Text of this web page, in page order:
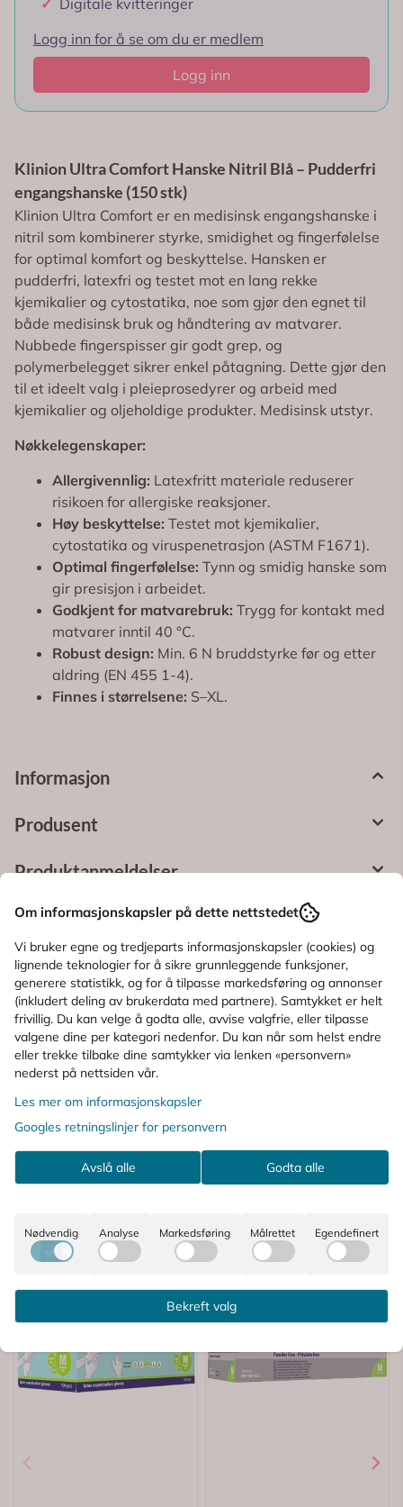
Logg inn for å se om du er medlem
Logg inn
Informasjon
Klinion Ultra Comfort Hanske Nitril Blå – Pudderfri
engangshanske (150 stk)
Klinion Ultra Comfort er en medisinsk engangshanske i
nitril som kombinerer styrke, smidighet og fingerfølelse
for optimal komfort og beskyttelse. Hansken er
pudderfri, latexfri og testet mot en lang rekke
kjemikalier og cytostatika, noe som gjør den egnet til
både medisinsk bruk og håndtering av matvarer.
Nubbede fingerspisser gir godt grep, og
polymerbelegget sikrer enkel påtagning. Dette gjør den
til et ideelt valg i pleieprosedyrer og arbeid med
kjemikalier og oljeholdige produkter. Medisinsk utstyr.
Nøkkelegenskaper:
Allergivennlig: Latexfritt materiale reduserer
risikoen for allergiske reaksjoner.
Høy beskyttelse: Testet mot kjemikalier,
cytostatika og viruspenetrasjon (ASTM F1671).
Optimal fingerfølelse: Tynn og smidig hanske som
gir presisjon i arbeidet.
Godkjent for matvarebruk: Trygg for kontakt med
matvarer inntil 40 °C.
Robust design: Min. 6 N bruddstyrke før og etter
aldring (EN 455 1-4).
Finnes i størrelsene: S–XL.
Produsent
Produktanmeldelser
Spørsmål og svar
KUNDER SOM SÅ PÅ DETTE SÅ OGSÅ
PÅ
Om informasjonskapsler på dette nettstedet
Vi bruker egne og tredjeparts informasjonskapsler (cookies) og
lignende teknologier for å sikre grunnleggende funksjoner,
generere statistikk, og for å tilpasse markedsføring og annonser
(inkludert deling av brukerdata med partnere). Samtykket er helt
frivillig. Du kan velge å godta alle, avvise valgfrie, eller tilpasse
valgene dine per kategori nedenfor. Du kan når som helst endre
eller trekke tilbake dine samtykker via lenken «personvern»
nederst på nettsiden vår.
Les mer om informasjonskapsler
Googles retningslinjer for personvern
Avslå alle Godta alle
Nødvendig Analyse Markedsføring Målrettet Egendefinert
Bekreft valg